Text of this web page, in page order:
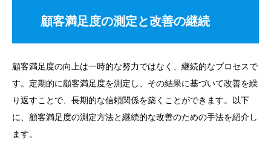
顧客満足度の測定と改善の継続
顧客満足度の向上は一時的な努力ではなく、継続的なプロセスで
す。定期的に顧客満足度を測定し、その結果に基づいて改善を繰
り返すことで、長期的な信頼関係を築くことができます。以下
に、顧客満足度の測定方法と継続的な改善のための手法を紹介し
ます。